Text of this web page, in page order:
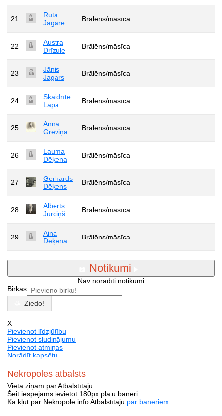
21
Rūta
Jagare
Brālēns/māsīca
22
Austra
Drīzule
Brālēns/māsīca
23
Jānis
Jagars
Brālēns/māsīca
24
Skaidrīte
Lapa
Brālēns/māsīca
25
Anna
Grēviņa
Brālēns/māsīca
26
Lauma
Dēķena
Brālēns/māsīca
27
Gerhards
Dēķens
Brālēns/māsīca
28
Alberts
Jurciņš
Brālēns/māsīca
29
Aina
Dēķena
Brālēns/māsīca
Notikumi
Nav norādīti notikumi
Birkas
Ziedo!
X
Pievienot līdzjūtību
Pievienot sludinājumu
Pievienot atmiņas
Norādīt kapsētu
Nekropoles atbalsts
Vieta ziņām par Atbalstītāju
Šeit iespējams ievietot 180px platu baneri.
Kā kļūt par Nekropole.info Atbalstītāju par baneriem